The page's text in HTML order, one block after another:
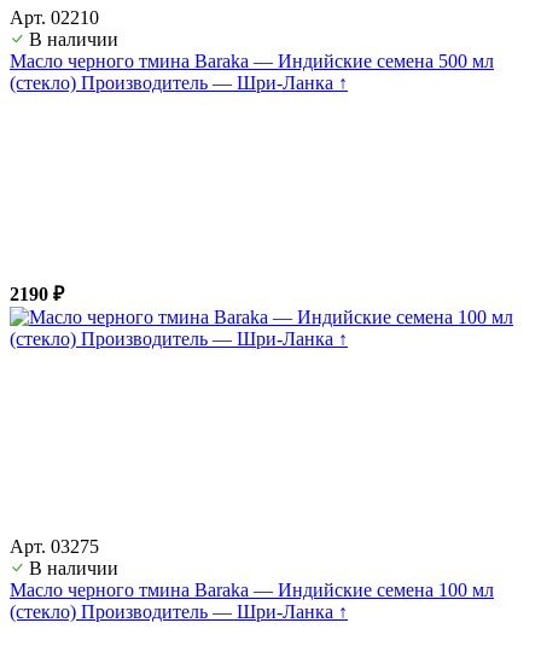
Арт. 02210
В наличии
Масло черного тмина Baraka — Индийские семена 500 мл
(стекло) Производитель — Шри-Ланка ↑
2190 ₽
Арт. 03275
В наличии
Масло черного тмина Baraka — Индийские семена 100 мл
(стекло) Производитель — Шри-Ланка ↑